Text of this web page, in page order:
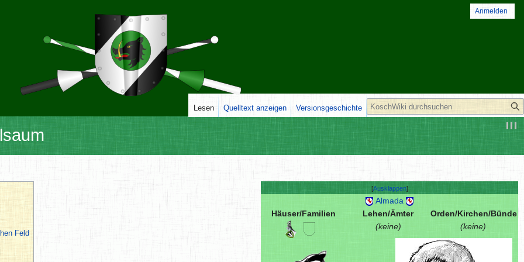
Ausklappen
Almada
Häuser/Familien
Lehen/Ämter
(keine)
Orden/Kirchen/Bünde
(keine)
Feld
Anmelden
Lesen Quelltext anzeigen Versionsgeschichte Suche